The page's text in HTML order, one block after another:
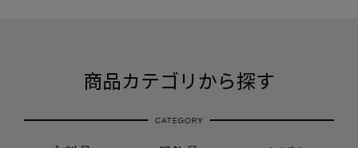
商品カテゴリから探す